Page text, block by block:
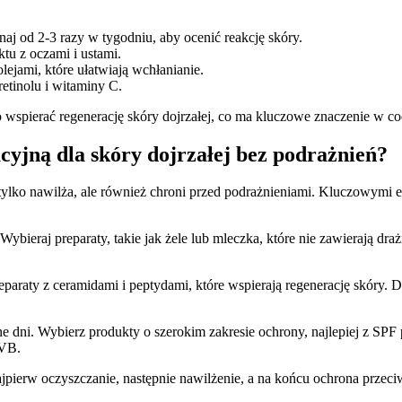
od 2-3 razy w tygodniu, aby ocenić reakcję skóry.
z oczami i ustami.
które ułatwiają wchłanianie.
i witaminy C.
regenerację skóry dojrzałej, co ma kluczowe znaczenie w
dla skóry dojrzałej bez podrażnień?
nawilża, ale również chroni przed podrażnieniami. Kluczowymi
preparaty, takie jak żele lub mleczka, które nie zawierają
z ceramidami i peptydami, które wspierają regenerację skóry.
dni. Wybierz produkty o szerokim zakresie ochrony, najlepiej z
oczyszczanie, następnie nawilżenie, a na końcu ochrona